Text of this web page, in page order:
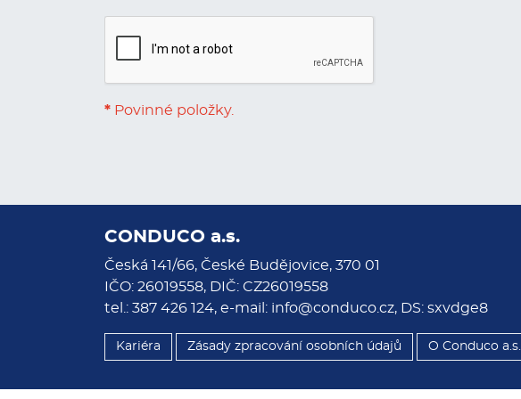
* Povinné položky.
CONDUCO a.s.
Česká 141/66, České Budějovice, 370 01
IČO: 26019558, DIČ: CZ26019558
tel.: 387 426 124, e-mail: info@conduco.cz, DS: sxvdge8
Kariéra Zásady zpracování osobních údajů O Conduco a.s.